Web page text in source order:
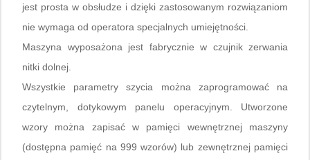
jest prosta w obsłudze i dzięki zastosowanym rozwiązaniom
nie wymaga od operatora specjalnych umiejętności.
Maszyna wyposażona jest fabrycznie w czujnik zerwania
nitki dolnej.
Wszystkie parametry szycia można zaprogramować na
czytelnym, dotykowym panelu operacyjnym. Utworzone
wzory można zapisać w pamięci wewnętrznej maszyny
(dostępna pamięć na 999 wzorów) lub zewnętrznej pamięci